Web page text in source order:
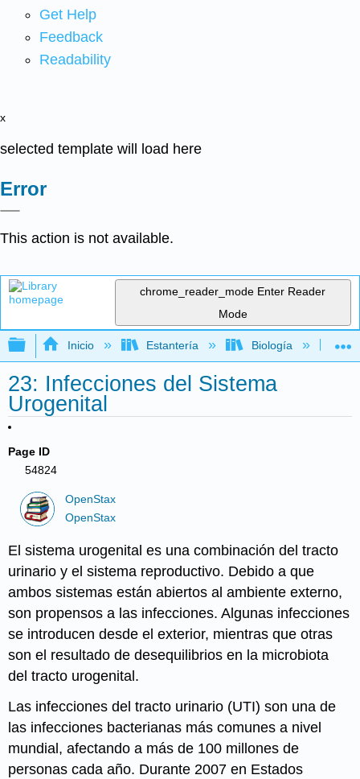
Get Help
Feedback
Readability
x
selected template will load here
Error
This action is not available.
chrome_reader_mode Enter Reader
Mode
Expandir/contraer jerarquía global
Inicio Estantería Biología
23: Infecciones del Sistema
Urogenital
Page ID
54824
OpenStax
OpenStax
El sistema urogenital es una combinación del tracto
urinario y el sistema reproductivo. Debido a que
ambos sistemas están abiertos al ambiente externo,
son propensos a las infecciones. Algunas infecciones
se introducen desde el exterior, mientras que otras
son el resultado de desequilibrios en la microbiota
del tracto urogenital.
Las infecciones del tracto urinario (UTI) son una de
las infecciones bacterianas más comunes a nivel
mundial, afectando a más de 100 millones de
personas cada año. Durante 2007 en Estados